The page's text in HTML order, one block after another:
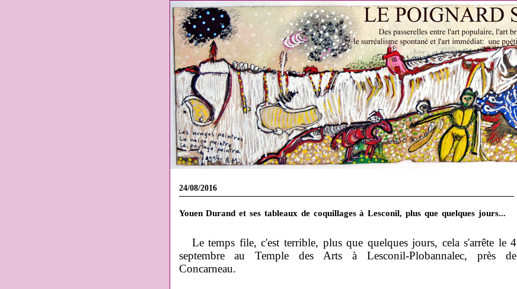
24/08/2016
Youen Durand et ses tableaux de coquillages à Lesconil, plus que quelques jours...
Le temps file, c'est terrible, plus que quelques jours, cela s'arrête le 4
septembre au Temple des Arts à Lesconil-Plobannalec, près de
Concarneau.